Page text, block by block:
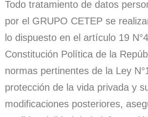
Todo tratamiento de datos
por el GRUPO CETEP se
lo dispuesto en el artículo 19
Constitución Política de la
normas pertinentes de la Ley
protección de la vida privada y
modificaciones posteriores,